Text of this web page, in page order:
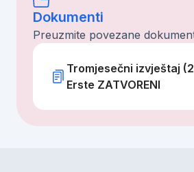
Dokumenti
Preuzmite povezane
Tromjesečni izvještaj
Erste ZATVORENI